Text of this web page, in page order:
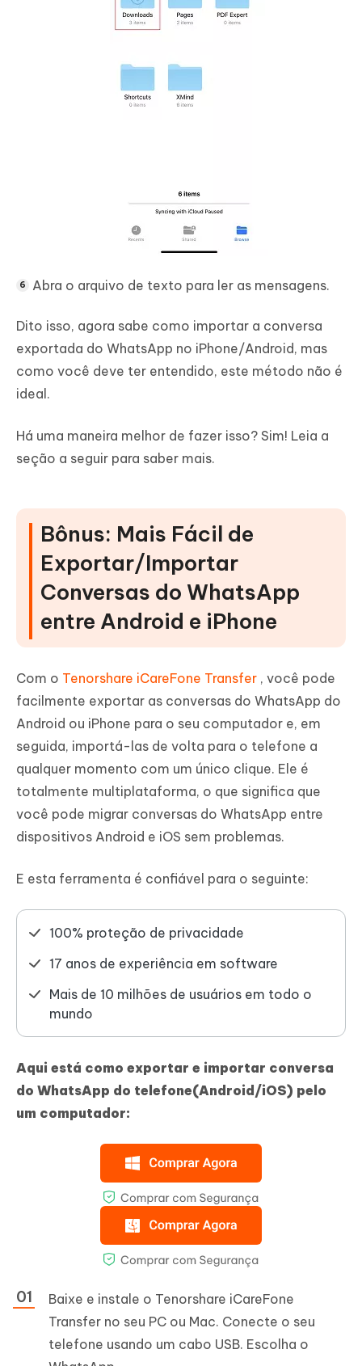
Abra o arquivo de texto para ler as mensagens.
Dito isso, agora sabe como importar a conversa
exportada do WhatsApp no iPhone/Android, mas
como você deve ter entendido, este método não é
ideal.
Há uma maneira melhor de fazer isso? Sim! Leia a
seção a seguir para saber mais.
Bônus: Mais Fácil de
Exportar/Importar
Conversas do WhatsApp
entre Android e iPhone
Com o Tenorshare iCareFone Transfer , você pode
facilmente exportar as conversas do WhatsApp do
Android ou iPhone para o seu computador e, em
seguida, importá-las de volta para o telefone a
qualquer momento com um único clique. Ele é
totalmente multiplataforma, o que significa que
você pode migrar conversas do WhatsApp entre
dispositivos Android e iOS sem problemas.
E esta ferramenta é confiável para o seguinte:
100% proteção de privacidade
17 anos de experiência em software
Mais de 10 milhões de usuários em todo o
mundo
Aqui está como exportar e importar conversa
do WhatsApp do telefone(Android/iOS) pelo
um computador:
Baixe e instale o Tenorshare iCareFone
Transfer no seu PC ou Mac. Conecte o seu
telefone usando um cabo USB. Escolha o